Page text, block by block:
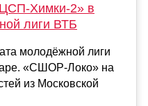
Химки-2» в
лиги ВТБ
молодёжной лиги
«СШОР-Локо» на
из Московской